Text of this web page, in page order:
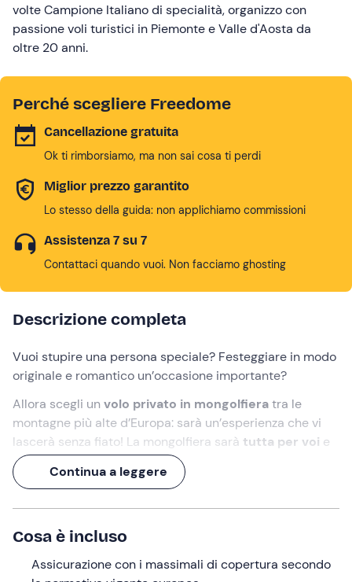
volte Campione Italiano di specialità, organizzo con
passione voli turistici in Piemonte e Valle d'Aosta da
oltre 20 anni.
Perché scegliere Freedome
Cancellazione gratuita
Ok ti rimborsiamo, ma non sai cosa ti perdi
Miglior prezzo garantito
Lo stesso della guida: non applichiamo commissioni
Assistenza 7 su 7
Contattaci quando vuoi. Non facciamo ghosting
Descrizione completa
Vuoi stupire una persona speciale? Festeggiare in modo
originale e romantico un’occasione importante?
Allora scegli un volo privato in mongolfieratra le
montagne più alte d’Europa: sarà un’esperienza che vi
lascerà senza fiato! La mongolfiera sarà tutta per voi e
vi potrete godere con la massima tranquillità
volo
in uno dei luoghi più suggestivi d’Italia.
Volerete sospinti dal vento, ammirerete ipaesaggi
circostanti
e creerete ricordi unici.
Cosa faremo
Continua a leggere
Cosa è incluso
Assicurazione con i massimali di copertura secondo